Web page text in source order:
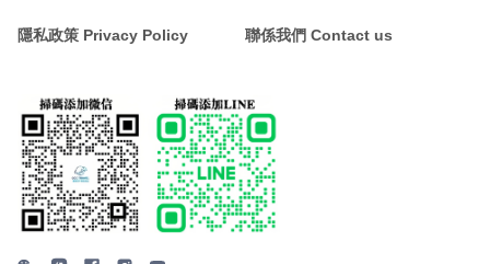
隱私政策 Privacy Policy 聯係我們 Contact us